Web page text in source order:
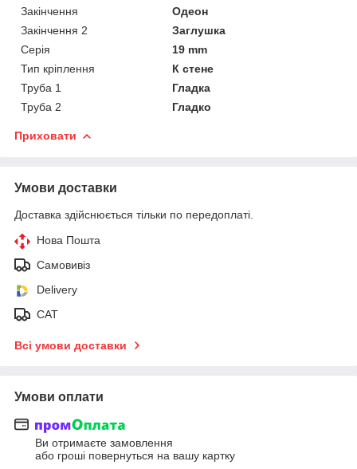
Закінчення
Одеон
Закінчення 2
Заглушка
Серія
19 mm
Тип кріплення
К стене
Труба 1
Гладка
Труба 2
Гладко
Приховати
Умови доставки
Доставка здійснюється тільки по передоплаті.
Нова Пошта
Самовивіз
Delivery
САТ
Всі умови доставки
Умови оплати
Ви отримаєте замовлення
або гроші повернуться на вашу картку